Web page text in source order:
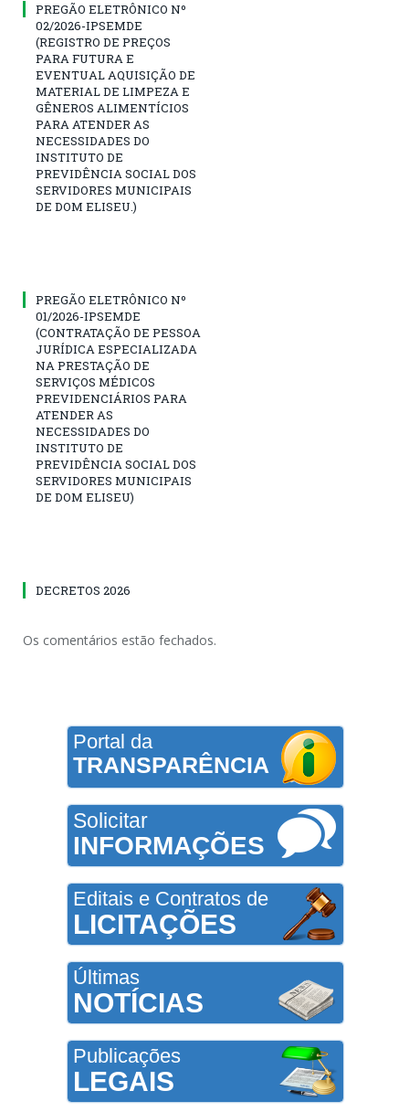
PREGÃO ELETRÔNICO Nº
02/2026-IPSEMDE
(REGISTRO DE PREÇOS
PARA FUTURA E
EVENTUAL AQUISIÇÃO DE
MATERIAL DE LIMPEZA E
GÊNEROS ALIMENTÍCIOS
PARA ATENDER AS
NECESSIDADES DO
INSTITUTO DE
PREVIDÊNCIA SOCIAL DOS
SERVIDORES MUNICIPAIS
DE DOM ELISEU.)
PREGÃO ELETRÔNICO Nº
01/2026-IPSEMDE
(CONTRATAÇÃO DE PESSOA
JURÍDICA ESPECIALIZADA
NA PRESTAÇÃO DE
SERVIÇOS MÉDICOS
PREVIDENCIÁRIOS PARA
ATENDER AS
NECESSIDADES DO
INSTITUTO DE
PREVIDÊNCIA SOCIAL DOS
SERVIDORES MUNICIPAIS
DE DOM ELISEU)
DECRETOS 2026
Os comentários estão fechados.
Portal da
TRANSPARÊNCIA
Solicitar
INFORMAÇÕES
Editais e Contratos de
LICITAÇÕES
Últimas
NOTÍCIAS
Publicações
LEGAIS